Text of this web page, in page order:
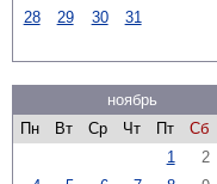
28
29 30 31
ноябрь
Пн
Вт Ср Чт Пт Сб
1
2